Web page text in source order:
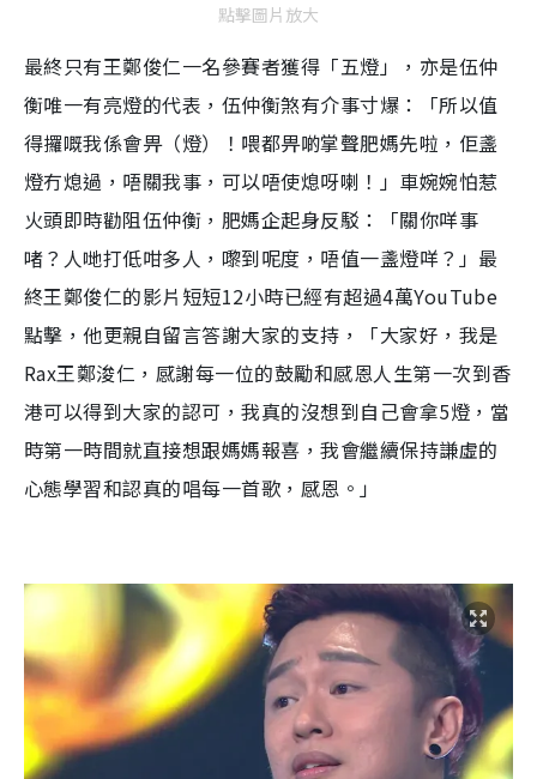
點擊圖片放大
最終只有王鄭俊仁一名參賽者獲得「五燈」，亦是伍仲
衡唯一有亮燈的代表，伍仲衡煞有介事寸爆：「所以值
得攞嘅我係會畀（燈）！喂都畀啲掌聲肥媽先啦，佢盞
燈冇熄過，唔關我事，可以唔使熄呀喇！」車婉婉怕惹
火頭即時勸阻伍仲衡，肥媽企起身反駁：「關你咩事
啫？人哋打低咁多人，嚟到呢度，唔值一盞燈咩？」最
終王鄭俊仁的影片短短12小時已經有超過4萬YouTube
點擊，他更親自留言答謝大家的支持，「大家好，我是
Rax王鄭浚仁，感謝每一位的鼓勵和感恩人生第一次到香
港可以得到大家的認可，我真的沒想到自己會拿5燈，當
時第一時間就直接想跟媽媽報喜，我會繼續保持謙虛的
心態學習和認真的唱每一首歌，感恩。」